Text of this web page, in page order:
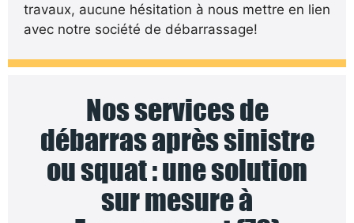
travaux, aucune hésitation à nous mettre en lien
avec notre société de débarrassage!
Nos services de
débarras après sinistre
ou squat : une solution
sur mesure à